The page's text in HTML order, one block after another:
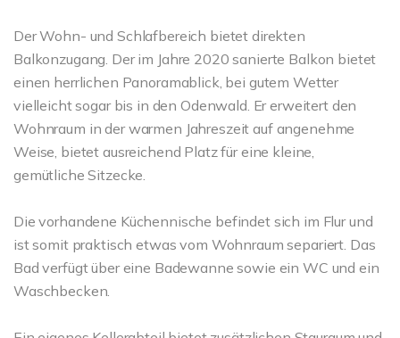
Der Wohn- und Schlafbereich bietet direkten
Balkonzugang. Der im Jahre 2020 sanierte Balkon bietet
einen herrlichen Panoramablick, bei gutem Wetter
vielleicht sogar bis in den Odenwald. Er erweitert den
Wohnraum in der warmen Jahreszeit auf angenehme
Weise, bietet ausreichend Platz für eine kleine,
gemütliche Sitzecke.
Die vorhandene Küchennische befindet sich im Flur und
ist somit praktisch etwas vom Wohnraum separiert. Das
Bad verfügt über eine Badewanne sowie ein WC und ein
Waschbecken.